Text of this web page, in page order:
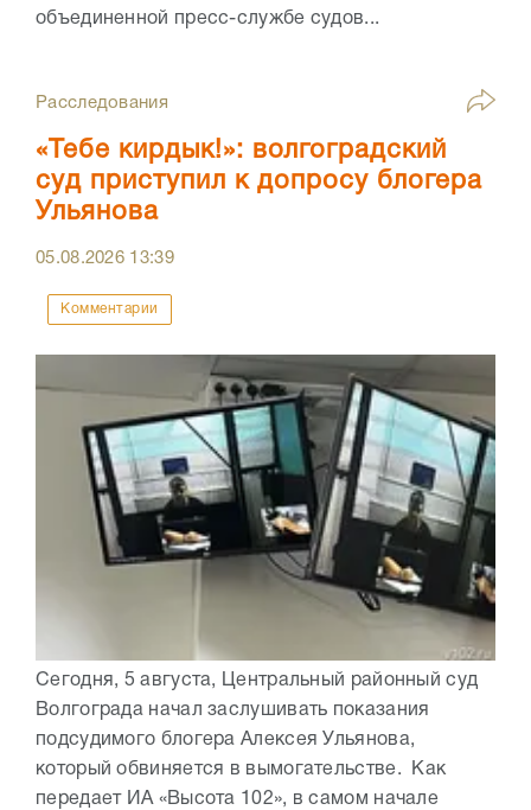
объединенной пресс-службе судов...
Расследования
«Тебе кирдык!»: волгоградский
суд приступил к допросу блогера
Ульянова
05.08.2026 13:39
Комментарии
Сегодня, 5 августа, Центральный районный суд
Волгограда начал заслушивать показания
подсудимого блогера Алексея Ульянова,
который обвиняется в вымогательстве. Как
передает ИА «Высота 102», в самом начале